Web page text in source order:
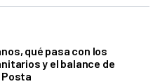
qué pasa con los
y el balance de
Posta